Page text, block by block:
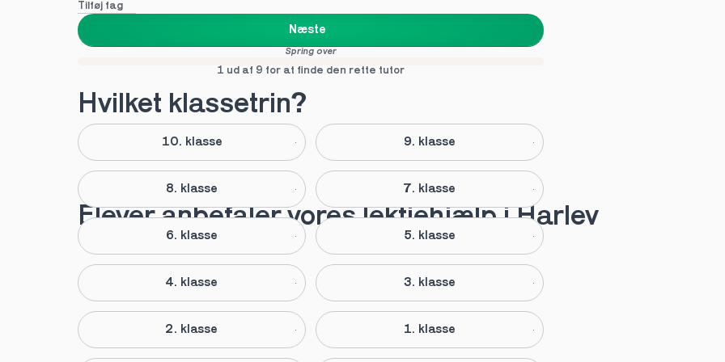
Tilføj fag
Næste
Spring over
1 ud af 9 for at finde den rette tutor
Hvilket klassetrin?
10. klasse 9. klasse
8. klasse 7. klasse
6. klasse 5. klasse
4. klasse 3. klasse
2. klasse 1. klasse
Elever anbefaler vores lektiehjælp i Harlev